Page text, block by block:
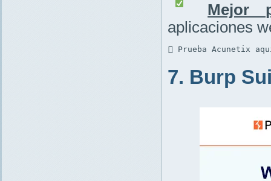
Mejor
aplicaciones
 Prueba Acunetix
7. Burp